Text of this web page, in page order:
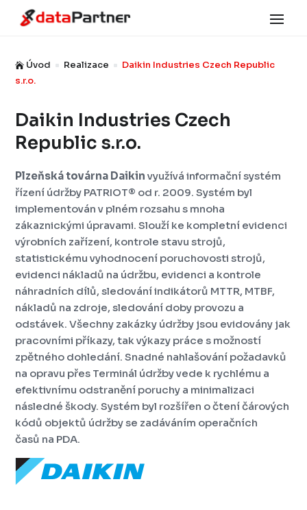
 Úvod ^ Realizace ^
Daikin Industries Czech Republic
s.r.o.
Daikin Industries Czech
Republic s.r.o.
Plzeňská továrna Daikin využívá informační systém
řízení údržby PATRIOT® od r. 2009. Systém byl
implementován v plném rozsahu s mnoha
zákaznickými úpravami. Slouží ke kompletní evidenci
výrobních zařízení, kontrole stavu strojů,
statistickému vyhodnocení poruchovosti strojů,
evidenci nákladů na údržbu, evidenci a kontrole
náhradních dílů, sledování indikátorů MTTR, MTBF,
nákladů na zdroje, sledování doby provozu a
odstávek. Všechny zakázky údržby jsou evidovány jak
pracovními příkazy, tak výkazy práce s možností
zpětného dohledání. Snadné nahlašování požadavků
na opravu přes Terminál údržby vede k rychlému a
efektivnímu odstranění poruchy a minimalizaci
následné škody. Systém byl rozšířen o čtení čárových
kódů objektů údržby se zadáváním operačních
časů na PDA.